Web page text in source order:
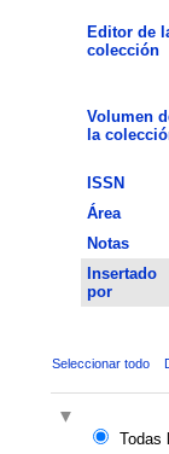
Editor de
colección
Volumen
la
ISSN
Área
Notas
Insertado
por
Seleccionar todo
Todas